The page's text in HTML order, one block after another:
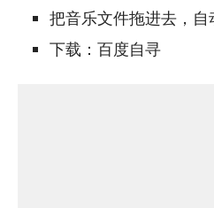
把音乐文件拖进去，
下载：百度自寻